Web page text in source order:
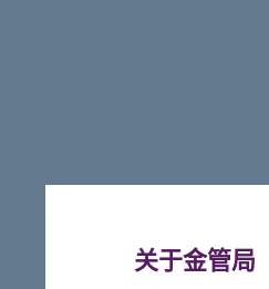
关于金管局